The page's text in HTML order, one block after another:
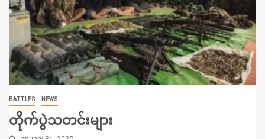
BATTLES NEWS
တိုက်ပွဲသတင်းများ